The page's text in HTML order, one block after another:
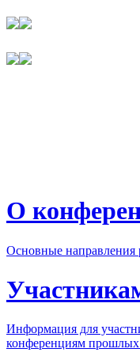
О
Основные направления
Информация для
конференциям прошлых